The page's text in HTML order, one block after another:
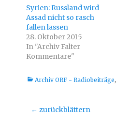
t
e
i
l
e
n
(
W
i
r
n
F
t
e
i
l
e
n
(
W
i
r
n
F
Syrien: Russland wird
Assad nicht so rasch
fallen lassen
28. Oktober 2015
In "Archiv Falter
Kommentare"
Kategorien
Archiv ORF - Radiobeiträge,
Beitragsnavigation
← zurückblättern